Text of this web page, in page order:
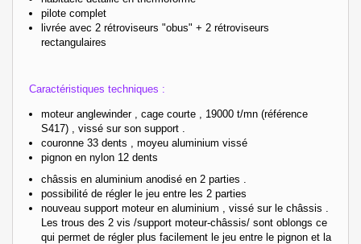
pilote complet
livrée avec 2 rétroviseurs "obus" + 2 rétroviseurs
rectangulaires
Caractéristiques techniques :
moteur anglewinder , cage courte , 19000 t/mn (référence
S417) , vissé sur son support .
couronne 33 dents , moyeu aluminium vissé
pignon en nylon 12 dents
châssis en aluminium anodisé en 2 parties .
possibilité de régler le jeu entre les 2 parties
nouveau support moteur en aluminium , vissé sur le châssis .
Les trous des 2 vis /support moteur-châssis/ sont oblongs ce
qui permet de régler plus facilement le jeu entre le pignon et la